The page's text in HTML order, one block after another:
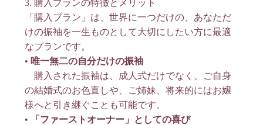
3. 購入プランの特徴とメリット
「購入プラン」は、世界に一つだけの、あなただ
けの振袖を一生ものとして大切にしたい方に最適
なプランです。
• 唯一無二の自分だけの振袖
購入された振袖は、成人式だけでなく、ご自身
の結婚式のお色直しや、ご姉妹、将来的にはお嬢
様へと引き継ぐことも可能です。
•
「ファーストオーナー」としての喜び